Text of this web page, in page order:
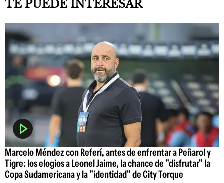
TE PUEDE INTERESAR
Marcelo Méndez con Referí, antes de enfrentar a Peñarol y
Tigre: los elogios a Leonel Jaime, la chance de "disfrutar" la
Copa Sudamericana y la "identidad" de City Torque